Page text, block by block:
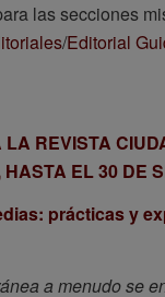
las secciones
/Editorial
REVISTA
EL 30 DE
prácticas y
a menudo se